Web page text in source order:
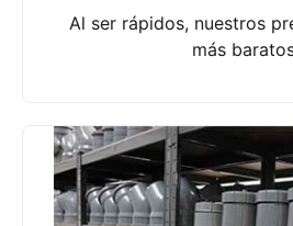
Al ser rápidos, nuestros
más